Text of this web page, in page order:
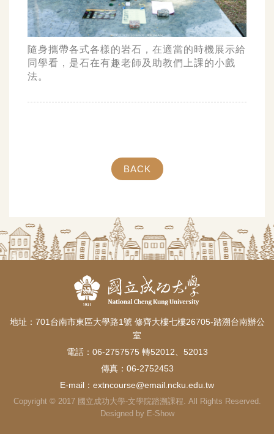
隨身攜帶各式各樣的岩石，在適當的時機展示給
同學看，是石在有趣老師及助教們上課的小戲
法。
BACK
地址：701台南市東區大學路1號 修齊大樓七樓26705-踏溯台南辦公
室
電話：06-2757575 轉52012、52013
傳真：06-2752453
E-mail： extncourse@email.ncku.edu.tw
Copyright © 2017 國立成功大學-文學院踏溯課程. All Rights Reserved.
Designed by E-Show